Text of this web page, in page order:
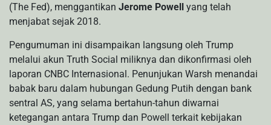
(The Fed), menggantikan Jerome Powell yang telah
menjabat sejak 2018.
Pengumuman ini disampaikan langsung oleh Trump
melalui akun Truth Social miliknya dan dikonfirmasi oleh
laporan CNBC Internasional. Penunjukan Warsh menandai
babak baru dalam hubungan Gedung Putih dengan bank
sentral AS, yang selama bertahun-tahun diwarnai
ketegangan antara Trump dan Powell terkait kebijakan